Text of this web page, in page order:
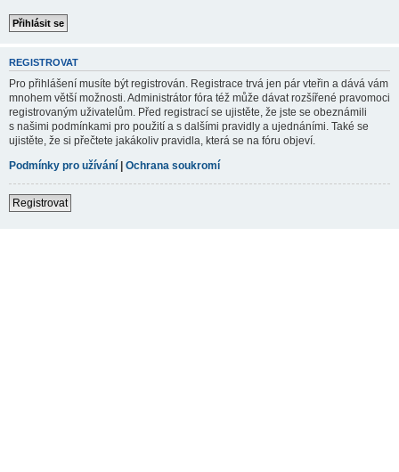
REGISTROVAT
Pro přihlášení musíte být registrován. Registrace trvá jen pár vteřin a dává vám
mnohem větší možnosti. Administrátor fóra též může dávat rozšířené pravomoci
registrovaným uživatelům. Před registrací se ujistěte, že jste se obeznámili
s našimi podmínkami pro použití a s dalšími pravidly a ujednáními. Také se
ujistěte, že si přečtete jakákoliv pravidla, která se na fóru objeví.
Podmínky pro užívání | Ochrana soukromí
Registrovat